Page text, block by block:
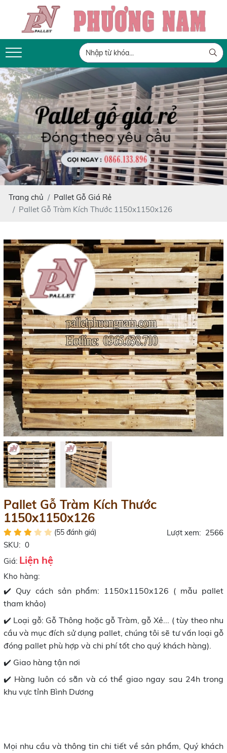
Trang chủ
Pallet Gỗ Giá Rẻ
Pallet Gỗ Tràm Kích Thước 1150x1150x126
Pallet Gỗ Tràm Kích Thước
1150x1150x126
(55 đánh giá) Lượt xem: 2566
SKU: 0
Giá: Liện hệ
Kho hàng:
✔️ Quy cách sản phẩm: 1150x1150x126 ( mẫu pallet
tham khảo)
✔️ Loại gỗ: Gỗ Thông hoặc gỗ Tràm, gỗ Xẻ... ( tùy theo nhu
cầu và mục đích sử dụng pallet, chúng tôi sẽ tư vấn loại gỗ
đóng pallet phù hợp và chi phí tốt cho quý khách hàng).
✔️ Giao hàng tận nơi
✔️ Hàng luôn có sẵn và có thể giao ngay sau 24h trong
khu vực tỉnh Bình Dương
Mọi nhu cầu và thông tin chi tiết về sản phẩm, Quý khách